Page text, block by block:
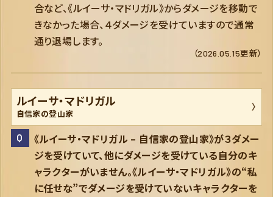
合など、《ルイーサ・マドリガル》からダメージを移動で
きなかった場合、４ダメージを受けていますので通常
通り退場します。
（2026.05.15更新）
ルイーサ・マドリガル
自信家の登山家
《ルイーサ・マドリガル – 自信家の登山家》が３ダメー
ジを受けていて、他にダメージを受けている自分のキ
ャラクターがいません。《ルイーサ・マドリガル》の“私
に任せな”でダメージを受けていないキャラクターを